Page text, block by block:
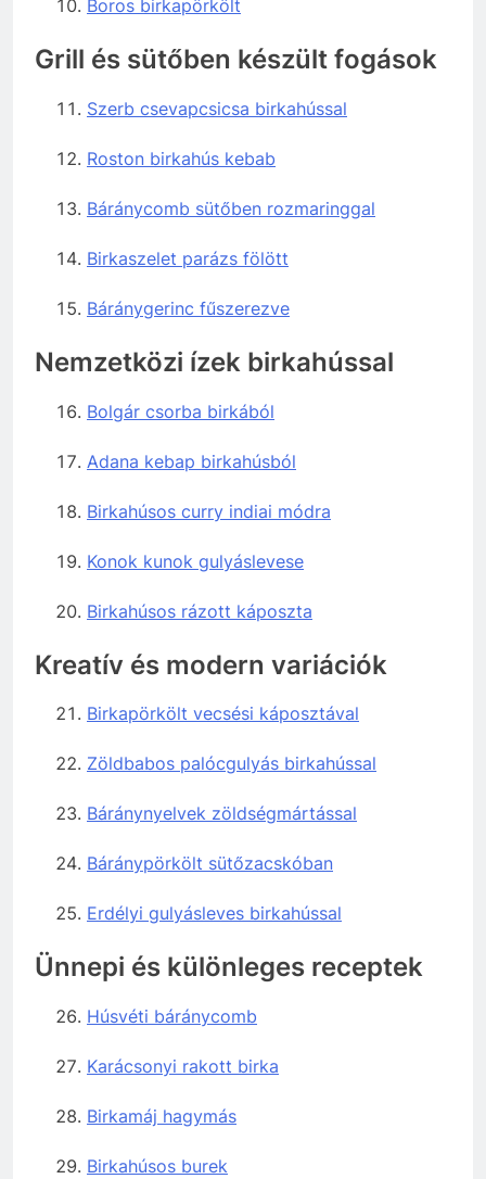
Boros birkapörkölt
Grill és sütőben készült fogások
Szerb csevapcsicsa birkahússal
Roston birkahús kebab
Báránycomb sütőben rozmaringgal
Birkaszelet parázs fölött
Báránygerinc fűszerezve
Nemzetközi ízek birkahússal
Bolgár csorba birkából
Adana kebap birkahúsból
Birkahúsos curry indiai módra
Konok kunok gulyáslevese
Birkahúsos rázott káposzta
Kreatív és modern variációk
Birkapörkölt vecsési káposztával
Zöldbabos palócgulyás birkahússal
Báránynyelvek zöldségmártással
Báránypörkölt sütőzacskóban
Erdélyi gulyásleves birkahússal
Ünnepi és különleges receptek
Húsvéti báránycomb
Karácsonyi rakott birka
Birkamáj hagymás
Birkahúsos burek